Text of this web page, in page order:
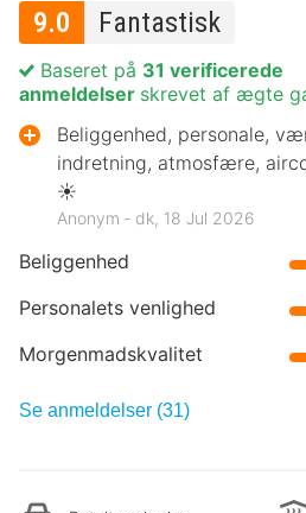
9.0 Fantastisk
Beliggenhed
Personalets venlighed
Morgenmadskvalitet
Baseret på 31 verificerede
anmeldelser skrevet af ægte
Beliggenhed, personale,
indretning, atmosfære,
☀️
Anonym ‐ dk, 18 Jul 2026
Se anmeldelser (31)